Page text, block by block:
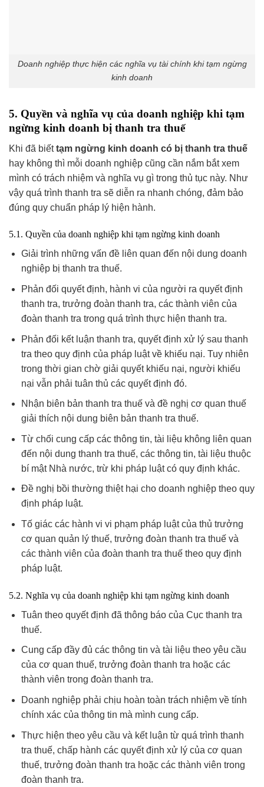
Doanh nghiệp thực hiện các nghĩa vụ tài chính khi tạm ngừng
kinh doanh
5. Quyền và nghĩa vụ của doanh nghiệp khi tạm
ngừng kinh doanh bị thanh tra thuế
Khi đã biếttạm ngừng kinh doanh có bị thanh tra thuế
hay không thì mỗi doanh nghiệp cũng cần nắm bắt xem
mình có trách nhiệm và nghĩa vụ gì trong thủ tục này. Như
vậy quá trình thanh tra sẽ diễn ra nhanh chóng, đảm bảo
đúng quy chuẩn pháp lý hiện hành.
5.1. Quyền của doanh nghiệp khi tạm ngừng kinh doanh
Giải trình những vấn đề liên quan đến nội dung doanh
nghiệp bị thanh tra thuế.
Phản đối quyết định, hành vi của người ra quyết định
thanh tra, trưởng đoàn thanh tra, các thành viên của
đoàn thanh tra trong quá trình thực hiện thanh tra.
Phản đối kết luận thanh tra, quyết định xử lý sau thanh
tra theo quy định của pháp luật về khiếu nại. Tuy nhiên
trong thời gian chờ giải quyết khiếu nại, người khiếu
nại vẫn phải tuân thủ các quyết định đó.
Nhận biên bản thanh tra thuế và đề nghị cơ quan thuế
giải thích nội dung biên bản thanh tra thuế.
Từ chối cung cấp các thông tin, tài liệu không liên quan
đến nội dung thanh tra thuế, các thông tin, tài liệu thuộc
bí mật Nhà nước, trừ khi pháp luật có quy định khác.
Đề nghị bồi thường thiệt hại cho doanh nghiệp theo quy
định pháp luật.
Tố giác các hành vi vi phạm pháp luật của thủ trưởng
cơ quan quản lý thuế, trưởng đoàn thanh tra thuế và
các thành viên của đoàn thanh tra thuế theo quy định
pháp luật.
5.2. Nghĩa vụ của doanh nghiệp khi tạm ngừng kinh doanh
Tuân theo quyết định đã thông báo của Cục thanh tra
thuế.
Cung cấp đầy đủ các thông tin và tài liệu theo yêu cầu
của cơ quan thuế, trưởng đoàn thanh tra hoặc các
thành viên trong đoàn thanh tra.
Doanh nghiệp phải chịu hoàn toàn trách nhiệm về tính
chính xác của thông tin mà mình cung cấp.
Thực hiện theo yêu cầu và kết luận từ quá trình thanh
tra thuế, chấp hành các quyết định xử lý của cơ quan
thuế, trưởng đoàn thanh tra hoặc các thành viên trong
đoàn thanh tra.